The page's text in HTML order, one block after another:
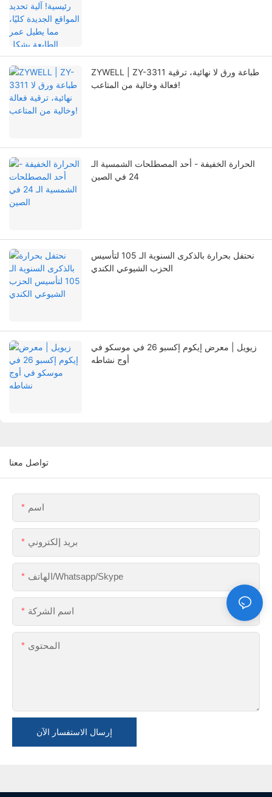
ZYWELL | ZY-3311 طباعة ورق لا نهائية، ترقية
فعالة وخالية من المتاعب!
الحرارة الخفيفة - أحد المصطلحات الشمسية الـ
24 في الصين
نحتفل بحرارة بالذكرى السنوية الـ 105 لتأسيس
الحزب الشيوعي الكندي
زيويل | معرض إيكوم إكسبو 26 في موسكو في
أوج نشاطه
تواصل معنا
اسم
بريد إلكتروني
الهاتف/Whatsapp/Skype
اسم الشركة
المحتوى
إرسال الاستفسار الآن